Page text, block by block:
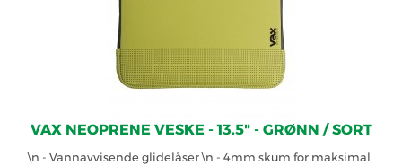
VAX NEOPRENE VESKE - 13.5" - GRØNN / SORT
\n - Vannavvisende glidelåser \n - 4mm skum for maksimal